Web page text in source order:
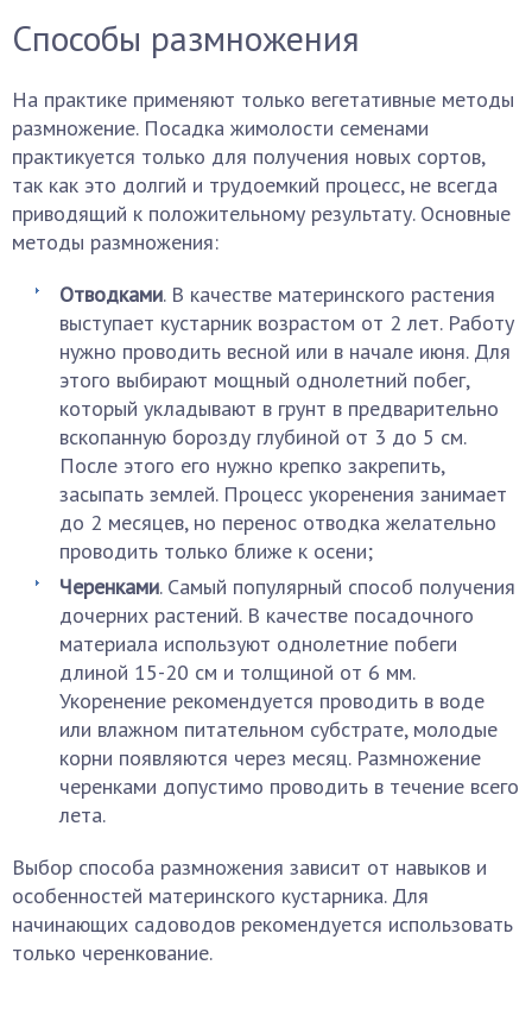
Способы размножения
На практике применяют только вегетативные методы
размножение. Посадка жимолости семенами
практикуется только для получения новых сортов,
так как это долгий и трудоемкий процесс, не всегда
приводящий к положительному результату. Основные
методы размножения:
Отводками. В качестве материнского растения
выступает кустарник возрастом от 2 лет. Работу
нужно проводить весной или в начале июня. Для
этого выбирают мощный однолетний побег,
который укладывают в грунт в предварительно
вскопанную борозду глубиной от 3 до 5 см.
После этого его нужно крепко закрепить,
засыпать землей. Процесс укоренения занимает
до 2 месяцев, но перенос отводка желательно
проводить только ближе к осени;
Черенками. Самый популярный способ получения
дочерних растений. В качестве посадочного
материала используют однолетние побеги
длиной 15-20 см и толщиной от 6 мм.
Укоренение рекомендуется проводить в воде
или влажном питательном субстрате, молодые
корни появляются через месяц. Размножение
черенками допустимо проводить в течение всего
лета.
Выбор способа размножения зависит от навыков и
особенностей материнского кустарника. Для
начинающих садоводов рекомендуется использовать
только черенкование.